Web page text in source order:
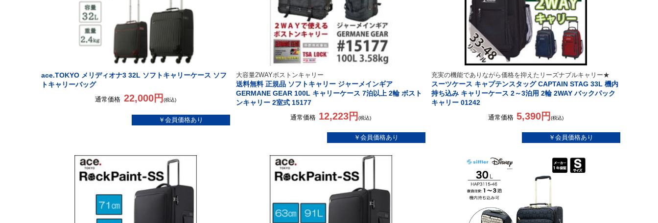
ace.TOKYO メリディオナ3 32L ソフトキャリーケース ソフ
トキャリーバッグ
通常価格 22,000円 (税込)
大容量2WAYボストンキャリー
送料無料 正規品 ソフトキャリー ジャーメインギア
GERMANE GEAR 100L キャリーケース 7泊以上 2輪 ボスト
ンキャリー 2室式 15177
通常価格 12,223円(税込)
充実の機能でありながら価格を抑えたリーズナブルキャリー★
スーツケース キャプテンスタッグ CAPTAIN STAG 33L 機内
持ち込み キャリーケース 2～3泊用 2輪 2WAY バックパック
キャリー 01242
通常価格 5,390円(税込)